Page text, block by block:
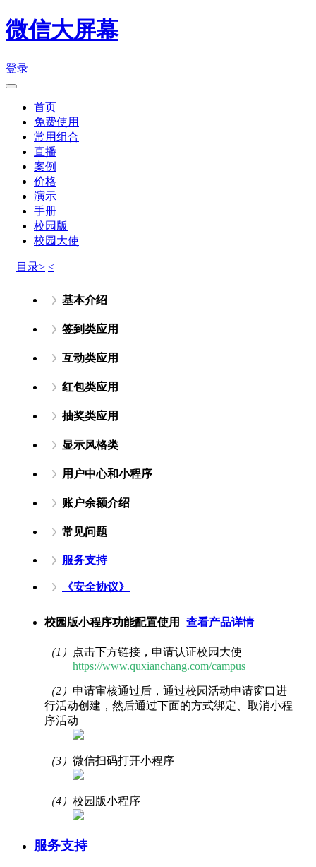
微信大屏幕
登录
首页
免费使用
常用组合
直播
案例
价格
演示
手册
校园版
校园大使
目录> <
基本介绍
签到类应用
互动类应用
红包类应用
抽奖类应用
显示风格类
用户中心和小程序
账户余额介绍
常见问题
服务支持
《安全协议》
校园版小程序功能配置使用 查看产品详情
（1）
点击下方链接，申请认证校园大使
https://www.quxianchang.com/campus
（2） 申请审核通过后，通过校园活动申请窗口进
行活动创建，然后通过下面的方式绑定、取消小程
序活动
（3） 微信扫码打开小程序
（4） 校园版小程序
服务支持